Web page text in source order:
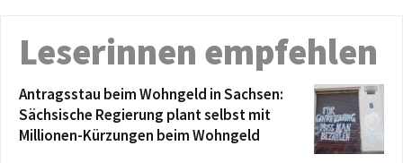
Leserinnen empfehlen
Antragsstau beim Wohngeld in Sachsen:
Sächsische Regierung plant selbst mit
Millionen-Kürzungen beim Wohngeld